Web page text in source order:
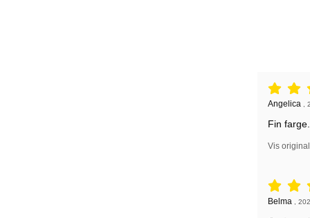
Angelica ,
Fin farge.
Vis
Belma